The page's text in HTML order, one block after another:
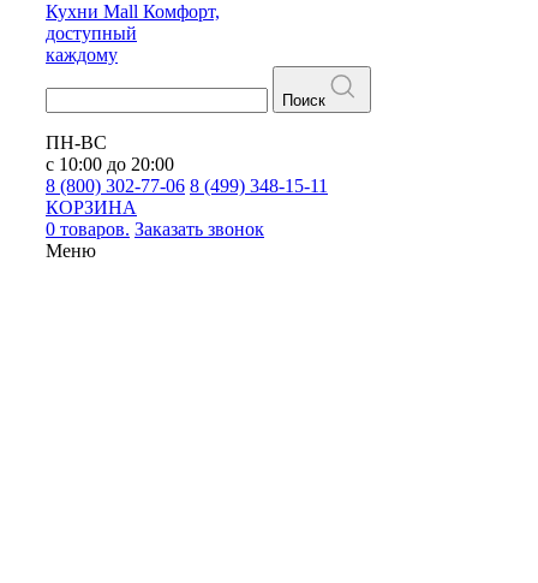
Кухни Mall Комфорт,
доступный
каждому
Поиск
ПН-ВС
с 10:00 до 20:00
8 (800) 302-77-06 8 (499) 348-15-11
КОРЗИНА
0 товаров. Заказать звонок
Меню